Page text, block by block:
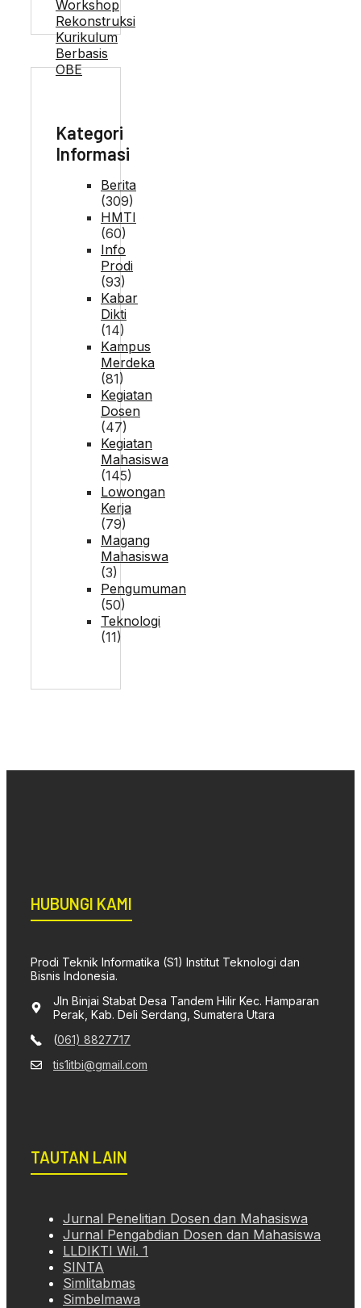
Kategori
Informasi
Berita
(309)
HMTI
(60)
Info
Prodi
(93)
Kabar
Dikti
(14)
Kampus
Merdeka
(81)
Kegiatan
Dosen
(47)
Kegiatan
Mahasiswa
(145)
Lowongan
Kerja
(79)
Magang
Mahasiswa
(3)
Pengumuman
(50)
Teknologi
(11)
HUBUNGI KAMI
Prodi Teknik Informatika (S1) Institut Teknologi dan
Bisnis Indonesia.
Jln Binjai Stabat Desa Tandem Hilir Kec. Hamparan
Perak, Kab. Deli Serdang, Sumatera Utara
(061) 8827717
tis1itbi@gmail.com
TAUTAN LAIN
Jurnal Penelitian Dosen dan Mahasiswa
Jurnal Pengabdian Dosen dan Mahasiswa
LLDIKTI Wil. 1
SINTA
Simlitabmas
Simbelmawa